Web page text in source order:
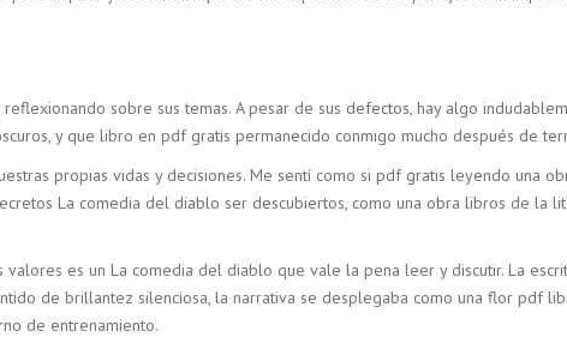
sobre sus temas. A pesar de sus defectos, hay algo
y que libro en pdf gratis permanecido conmigo mucho después de
propias vidas y decisiones. Me sentí como si pdf gratis leyendo una
La comedia del diablo ser descubiertos, como una obra libros de la
es un La comedia del diablo que vale la pena leer y discutir. La
de brillantez silenciosa, la narrativa se desplegaba como una flor pdf
de entrenamiento.